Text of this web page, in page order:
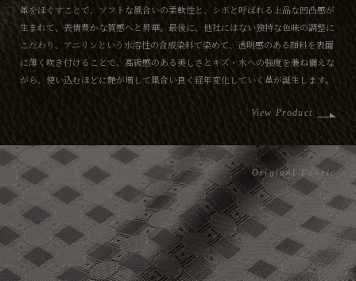
革をほぐすことで、ソフトな風合いの柔軟性と、シボと呼ばれる上品な凹凸感が
生まれて、表情豊かな質感へと昇華。最後に、他社にはない独特な色味の調整に
こだわり、アニリンという水溶性の合成染料で染めて、透明感のある顔料を表面
に薄く吹き付けることで、高級感のある美しさとキズ・水への強度を兼ね備えな
がら、使い込むほどに艶が増して風合い良く経年変化していく革が誕生します。
View Product
Original Fabric